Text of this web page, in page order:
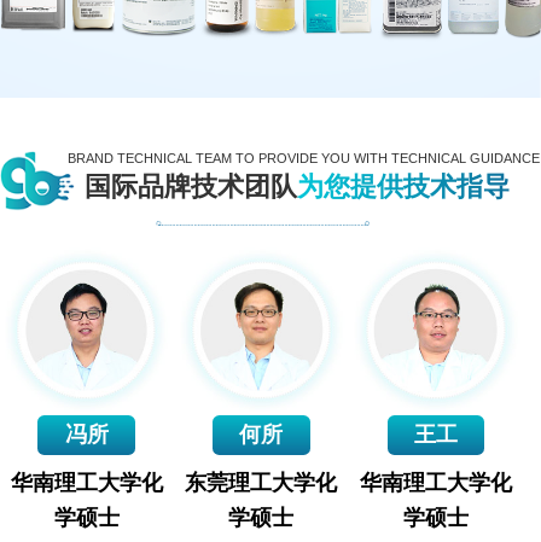
BRAND TECHNICAL TEAM TO PROVIDE YOU WITH TECHNICAL GUIDANCE
国际品牌技术团队为您提供技术指导
冯所
华南理工大学化
学硕士
何所
东莞理工大学化
学硕士
王工
华南理工大学化
学硕士